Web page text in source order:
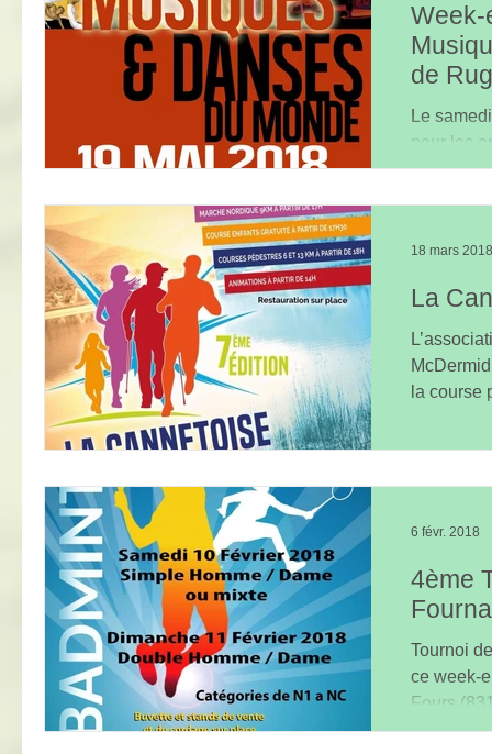
Week-
de
Le
pour les
end
La
la course
18 mars 2018
4ème
Tournoi
ce week-
Fours
stade....
6 févr. 2018